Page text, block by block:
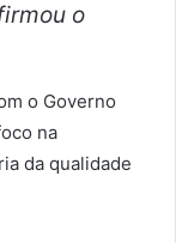
o
o Governo
na
da qualidade